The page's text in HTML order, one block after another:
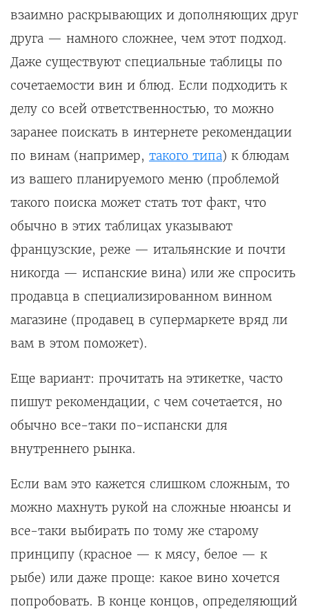
взаимно раскрывающих и дополняющих друг
друга — намного сложнее, чем этот подход.
Даже существуют специальные таблицы по
сочетаемости вин и блюд. Если подходить к
делу со всей ответственностью, то можно
заранее поискать в интернете рекомендации
по винам (например, такого типа) к блюдам
из вашего планируемого меню (проблемой
такого поиска может стать тот факт, что
обычно в этих таблицах указывают
французские, реже — итальянские и почти
никогда — испанские вина) или же спросить
продавца в специализированном винном
магазине (продавец в супермаркете вряд ли
вам в этом поможет).
Еще вариант: прочитать на этикетке, часто
пишут рекомендации, с чем сочетается, но
обычно все-таки по-испански для
внутреннего рынка.
Если вам это кажется слишком сложным, то
можно махнуть рукой на сложные нюансы и
все-таки выбирать по тому же старому
принципу (красное — к мясу, белое — к
рыбе) или даже проще: какое вино хочется
попробовать. В конце концов, определяющий